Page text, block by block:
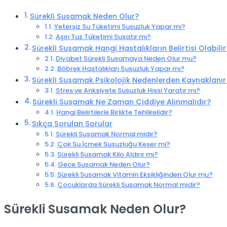
Sürekli Susamak Neden Olur?
Yetersiz Su Tüketimi Susuzluk Yapar mı?
Aşırı Tuz Tüketimi Susatır mı?
Sürekli Susamak Hangi Hastalıkların Belirtisi
Diyabet Sürekli Susamaya Neden Olur mu?
Böbrek Hastalıkları Susuzluk Yapar mı?
Sürekli Susamak Psikolojik Nedenlerden Kaynaklanır
Stres ve Anksiyete Susuzluk Hissi Yaratır mı?
Sürekli Susamak Ne Zaman Ciddiye Alınmalıdır?
Hangi Belirtilerle Birlikte Tehlikelidir?
Sıkça Sorulan Sorular
Sürekli Susamak Normal midir?
Çok Su İçmek Susuzluğu Keser mi?
Sürekli Susamak Kilo Aldırır mı?
Gece Susamak Neden Olur?
Sürekli Susamak Vitamin Eksikliğinden Olur mu?
Çocuklarda Sürekli Susamak Normal midir?
Sürekli Susamak Neden Olur?